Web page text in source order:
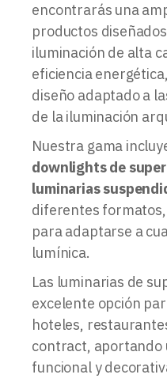
encontrarás una
productos
iluminación de alta
eficiencia
diseño adaptado a
de la iluminación
Nuestra gama
downlights de
luminarias
diferentes
para adaptarse a
lumínica.
Las luminarias de
excelente opción
hoteles,
contract, aportando
funcional y